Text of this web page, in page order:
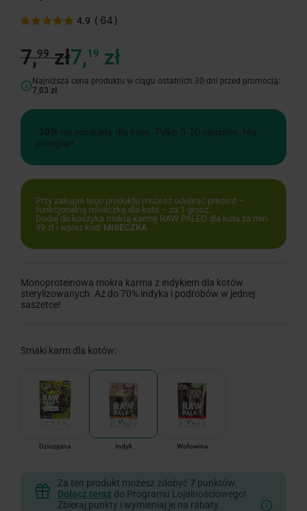
4.9 ( 64 )
7,99zł7,19 zł
Najniższa cena produktu w ciągu ostatnich 30 dni przed promocją:
7,03 zł
-10% na produkty dla kota. Tylko 5-10 sierpnia. Nie
przegap!
Przy zakupie tego produktu możesz odebrać prezent –
funkcjonalną miseczkę dla kota – za 1 grosz.
Dodaj do koszyka mokrą karmę RAW PALEO dla kota za min.
99 zł i wpisz kod: MISECZKA.
Monoproteinowa mokra karma z indykiem dla kotów
sterylizowanych. Aż do 70% indyka i podrobów w jednej
saszetce!
Smaki karm dla kotów:
Dziczyzna Indyk Wołowina
Za ten produkt możesz zdobyć 7 punktów.
Dołącz teraz do Programu Lojalnościowego!
Zbieraj punkty i wymieniaj je na rabaty.